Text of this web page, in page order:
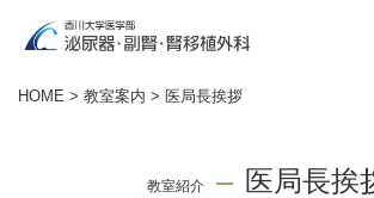
HOME > 教室案内 > 医局長挨拶
医局長挨